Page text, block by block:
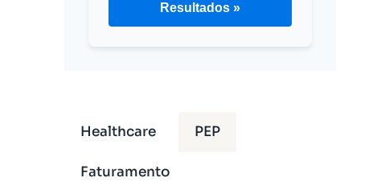
Resultados »
Healthcare PEP
Faturamento